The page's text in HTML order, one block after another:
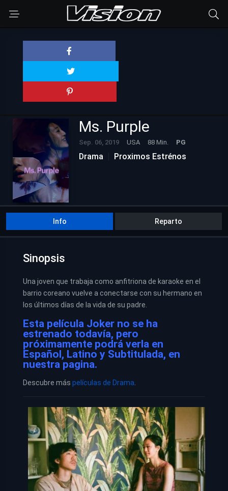
Ms. Purple
Sep. 06, 2019 USA 88 Min. PG
Drama Proximos Estrénos
Info Reparto
Sinopsis
Una joven que trabaja como anfitriona de karaoke en el
barrio coreano vuelve a conectarse con su hermano en
los últimos días de la vida de su padre.
Esta película Joker no se ha
estrenado todavía, pero
próximamente podrá verla en
Español, Latino y Subtitulada, en
nuestra pagina.
Descubre más películas de Drama